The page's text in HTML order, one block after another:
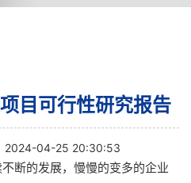
目可行性研究报告
2024-04-25 20:30:53
断的发展，慢慢的变多的企业